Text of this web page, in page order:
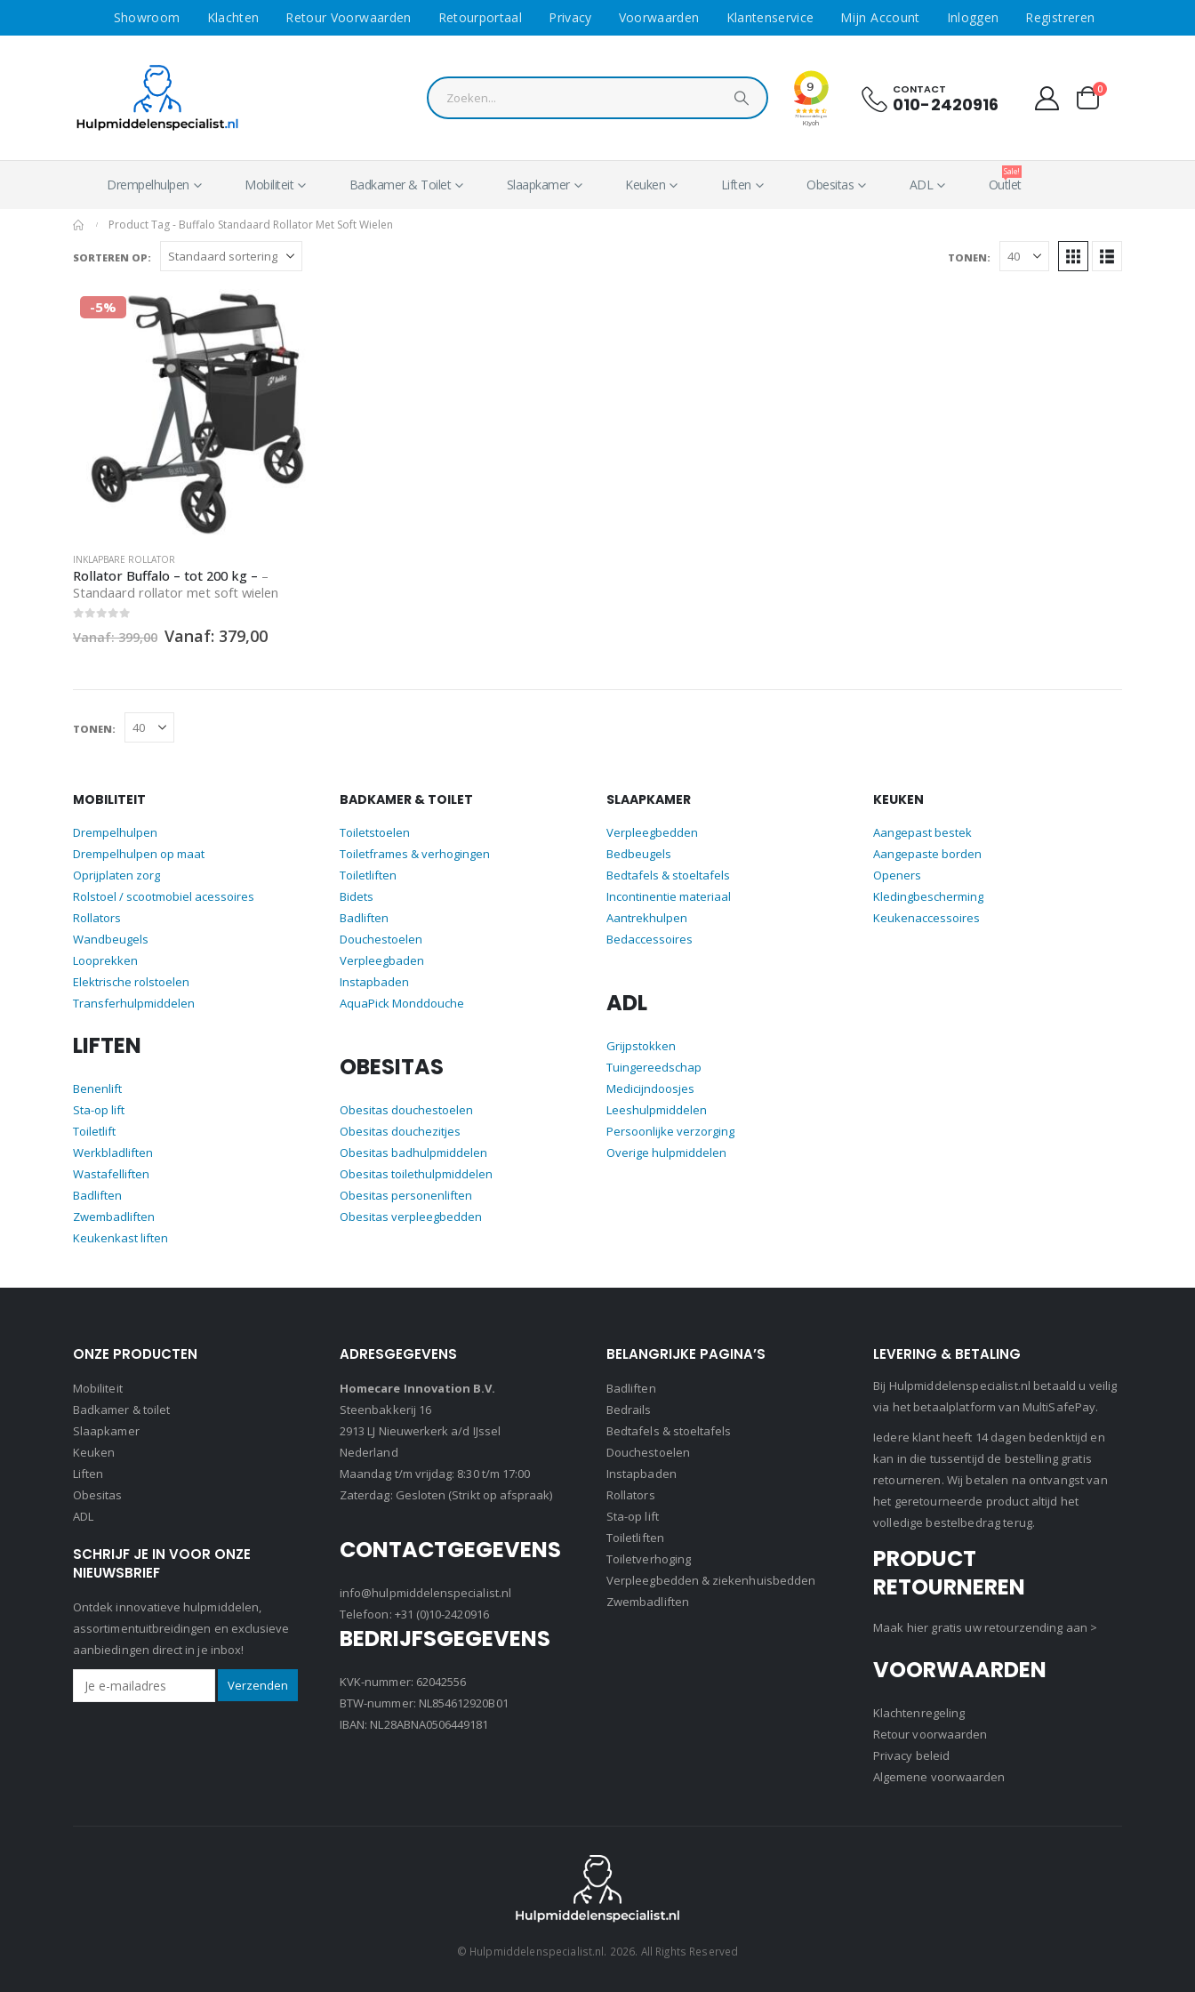
Showroom Klachten Retour Voorwaarden Retourportaal Privacy Voorwaarden Klantenservice Mijn Account Inloggen Registreren
CONTACT
010-2420916
0
Drempelhulpen Mobiliteit Badkamer & Toilet Slaapkamer Keuken Liften Obesitas ADL Outlet
Sale!
Product Tag - Buffalo Standaard Rollator Met Soft Wielen
Sorteren op: Tonen:
-5%
INKLAPBARE ROLLATOR
Rollator Buffalo – tot 200 kg – –
Standaard rollator met soft wielen
Vanaf:399,00 Vanaf: 379,00
Tonen:
MOBILITEIT
Drempelhulpen
Drempelhulpen op maat
Oprijplaten zorg
Rolstoel / scootmobiel acessoires
Rollators
Wandbeugels
Looprekken
Elektrische rolstoelen
Transferhulpmiddelen
LIFTEN
Benenlift
Sta-op lift
Toiletlift
Werkbladliften
Wastafelliften
Badliften
Zwembadliften
Keukenkast liften
BADKAMER & TOILET
Toiletstoelen
Toiletframes & verhogingen
Toiletliften
Bidets
Badliften
Douchestoelen
Verpleegbaden
Instapbaden
AquaPick Monddouche
OBESITAS
Obesitas douchestoelen
Obesitas douchezitjes
Obesitas badhulpmiddelen
Obesitas toilethulpmiddelen
Obesitas personenliften
Obesitas verpleegbedden
SLAAPKAMER
Verpleegbedden
Bedbeugels
Bedtafels & stoeltafels
Incontinentie materiaal
Aantrekhulpen
Bedaccessoires
ADL
Grijpstokken
Tuingereedschap
Medicijndoosjes
Leeshulpmiddelen
Persoonlijke verzorging
Overige hulpmiddelen
KEUKEN
Aangepast bestek
Aangepaste borden
Openers
Kledingbescherming
Keukenaccessoires
ONZE PRODUCTEN
Mobiliteit
Badkamer & toilet
Slaapkamer
Keuken
Liften
Obesitas
ADL
SCHRIJF JE IN VOOR ONZE
NIEUWSBRIEF
Ontdek innovatieve hulpmiddelen,
assortimentuitbreidingen en exclusieve
aanbiedingen direct in je inbox!
ADRESGEGEVENS
Homecare Innovation B.V.
Steenbakkerij 16
2913 LJ Nieuwerkerk a/d IJssel
Nederland
Maandag t/m vrijdag: 8:30 t/m 17:00
Zaterdag: Gesloten (Strikt op afspraak)
CONTACTGEGEVENS
info@hulpmiddelenspecialist.nl
Telefoon: +31 (0)10-2420916
BEDRIJFSGEGEVENS
KVK-nummer: 62042556
BTW-nummer: NL854612920B01
IBAN: NL28ABNA0506449181
BELANGRIJKE PAGINA’S
Badliften
Bedrails
Bedtafels & stoeltafels
Douchestoelen
Instapbaden
Rollators
Sta-op lift
Toiletliften
Toiletverhoging
Verpleegbedden & ziekenhuisbedden
Zwembadliften
LEVERING & BETALING
Bij Hulpmiddelenspecialist.nl betaald u veilig
via het betaalplatform van MultiSafePay.
Iedere klant heeft 14 dagen bedenktijd en
kan in die tussentijd de bestelling gratis
retourneren. Wij betalen na ontvangst van
het geretourneerde product altijd het
volledige bestelbedrag terug.
PRODUCT
RETOURNEREN
Maak hier gratis uw retourzending aan >
VOORWAARDEN
Klachtenregeling
Retour voorwaarden
Privacy beleid
Algemene voorwaarden
© Hulpmiddelenspecialist.nl. 2026. All Rights Reserved